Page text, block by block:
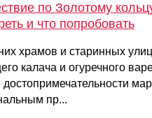
по Золотому
и что попробовать
храмов и старинных
калача и огуречного
достопримечательности
пр...